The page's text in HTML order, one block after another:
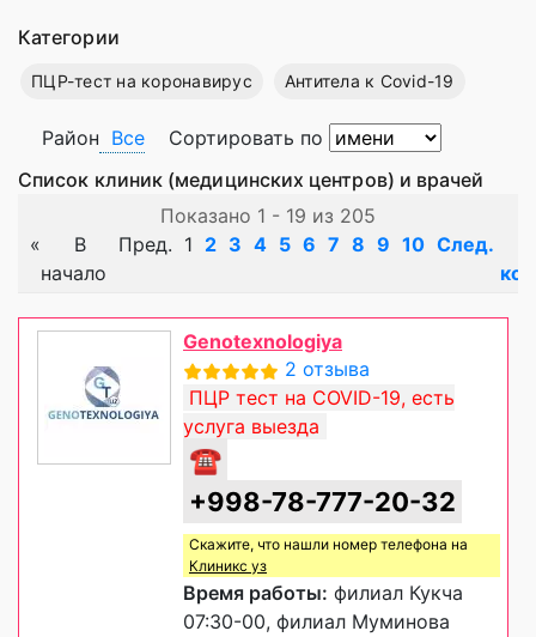
Категории
ПЦР-тест на коронавирус Антитела к Covid-19
Район Все
Сортировать по
Список клиник (медицинских центров) и врачей
Показано 1 - 19 из 205
«
В
начало
Пред. 1 2 3 4 5 6 7 8 9 10 След.
Genotexnologiya
2 отзыва
ПЦР тест на COVID-19, есть
услуга выезда
☎
+998-78-777-20-32
Скажите, что нашли номер телефона на
Клиникс уз
Время работы: филиал Кукча
07:30-00, филиал Муминова